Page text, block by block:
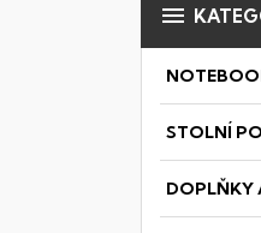

STOLNÍ
DOPLŇKY